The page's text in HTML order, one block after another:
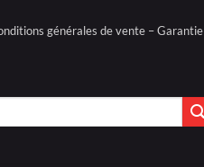
générales de vente – Garantie